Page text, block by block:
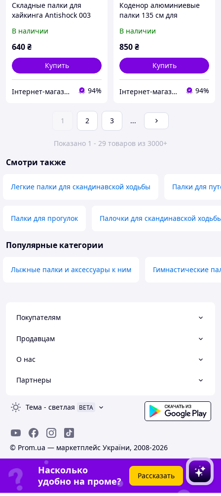
Складные палки для
хайкинга Antishock 003
В наличии
640₴
Купить
Інтернет-магазин KievMarket 94%
Коденор алюминиевые
палки 135 см для
806E0C023
В наличии
850₴
Купить
Інтернет-магазин KievMarket 94%
1 2 3 ...
Показано 1 - 29 товаров из 3000+
Смотри также
Легкие палки для скандинавской ходьбы Палки для
Палки для прогулок Палочки для скандинавской
Популярные категории
Лыжные палки и аксессуары к ним Гимнастические
Покупателям
Продавцам
О нас
Партнеры
Тема - светлая BETA
© Prom.ua — маркетплейс України, 2008-2026
Насколько
удобно на проме?
Рассказать